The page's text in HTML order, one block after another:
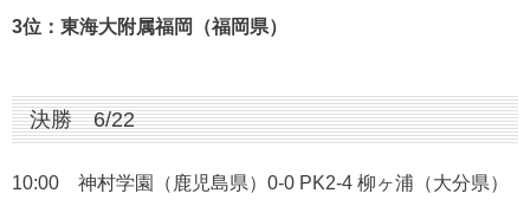
3位：東海大附属福岡（福岡県）
決勝 6/22
10:00 神村学園（鹿児島県）0-0 PK2-4 柳ヶ浦（大分県）